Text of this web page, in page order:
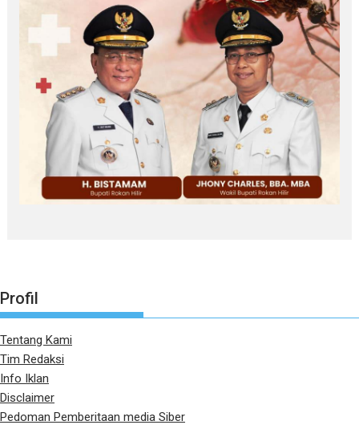
Profil
Tentang Kami
Tim Redaksi
Info Iklan
Disclaimer
Pedoman Pemberitaan media Siber